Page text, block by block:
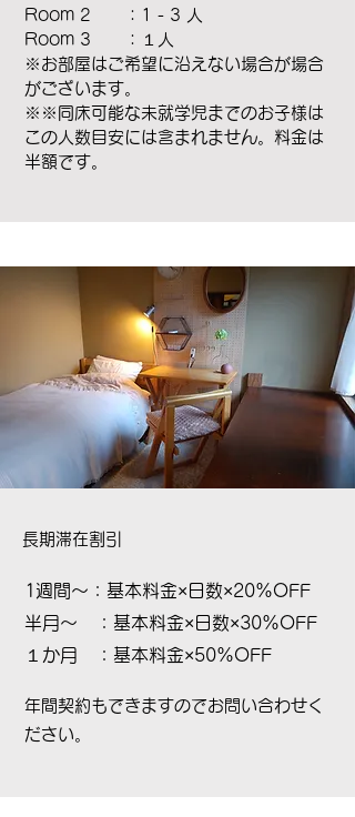
Room 2 ：1 - 3 人
Room 3 ：１人
※お部屋はご希望に沿えない場合が場合
がございます。
※※同床可能な未就学児までのお子様は
この人数目安には含まれません。料金は
半額です。
​長期滞在割引
1週間～：基本料金×日数×20%OFF
半月～ ：基本料金×日数×30%OFF
１か月 ：基本料金×50%OFF
​年間契約もできますのでお問い合わせく
ださい。